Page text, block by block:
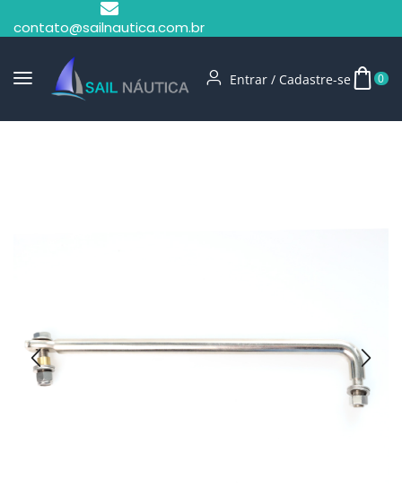
contato@sailnautica.com.br
Entrar / Cadastre-se 0